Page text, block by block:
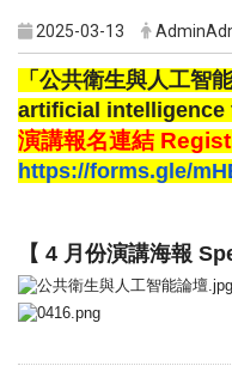
2025-03-13
「 公共衛生與人工智
artificial intelligence
演講報名連結
https://forms.gle/
【 4 月份演講海報